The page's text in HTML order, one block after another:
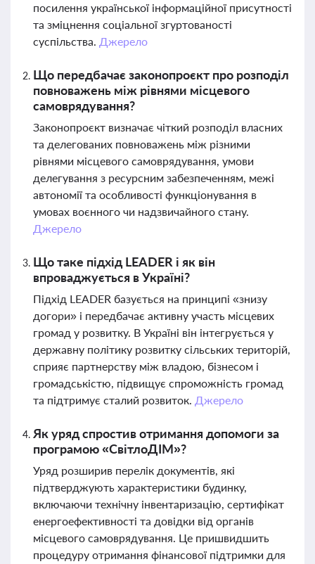
посилення української інформаційної присутності
та зміцнення соціальної згуртованості
суспільства. Джерело
Що передбачає законопроєкт про розподіл
повноважень між рівнями місцевого
самоврядування?
Законопроєкт визначає чіткий розподіл власних
та делегованих повноважень між різними
рівнями місцевого самоврядування, умови
делегування з ресурсним забезпеченням, межі
автономії та особливості функціонування в
умовах воєнного чи надзвичайного стану.
Джерело
Що таке підхід LEADER і як він
впроваджується в Україні?
Підхід LEADER базується на принципі «знизу
догори» і передбачає активну участь місцевих
громад у розвитку. В Україні він інтегрується у
державну політику розвитку сільських територій,
сприяє партнерству між владою, бізнесом і
громадськістю, підвищує спроможність громад
та підтримує сталий розвиток. Джерело
Як уряд спростив отримання допомоги за
програмою «СвітлоДІМ»?
Уряд розширив перелік документів, які
підтверджують характеристики будинку,
включаючи технічну інвентаризацію, сертифікат
енергоефективності та довідки від органів
місцевого самоврядування. Це пришвидшить
процедуру отримання фінансової підтримки для